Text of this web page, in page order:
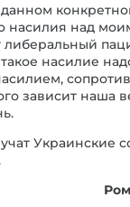
насилия над
насилие
зависит наша
Украинские